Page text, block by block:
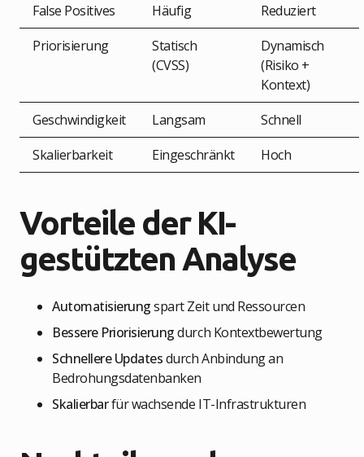
False Positives Häufig
Reduziert
Priorisierung
Statisch
(CVSS)
Dynamisch
(Risiko +
Kontext)
Geschwindigkeit
Langsam
Schnell
Skalierbarkeit
Eingeschränkt Hoch
Vorteile der KI-
gestützten Analyse
Automatisierungspart Zeit und Ressourcen
Bessere Priorisierungdurch Kontextbewertung
Schnellere Updatesdurch Anbindung an
Bedrohungsdatenbanken
Skalierbarfür wachsende IT-Infrastrukturen